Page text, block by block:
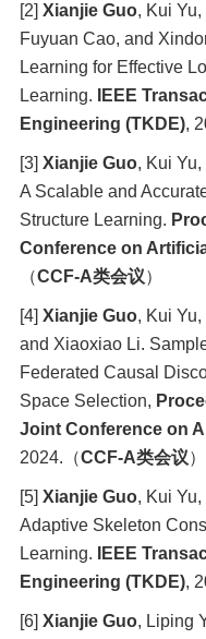
[2] Xianjie Guo, Kui
Fuyuan Cao, and
Learning for Effective
Learning.
IEEE
Engineering (TKDE),
[3] Xianjie Guo, Kui
A Scalable and
Structure Learning.
Conference on
（CCF-A类会议）
[4] Xianjie Guo, Kui
and Xiaoxiao Li.
Federated Causal
Space Selection,
Joint Conference on
2024. （CCF-A类会议）
[5] Xianjie Guo, Kui
Adaptive Skeleton
Learning.
IEEE
Engineering (TKDE),
[6] Xianjie Guo, Liping